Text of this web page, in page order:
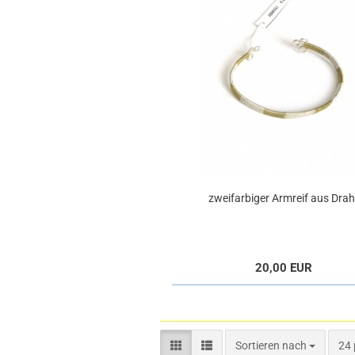
zweifarbiger Armreif aus
20,00 EUR
Sortieren nach
Sortieren nach 24